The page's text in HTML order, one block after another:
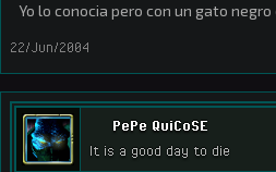
Yo lo conocia pero con un gato
22/Jun/2004
PePe QuiCoSE
It is a good day to die